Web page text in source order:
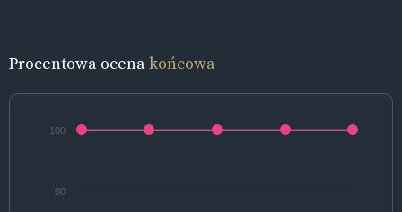
Procentowa ocenakońcowa
80
100